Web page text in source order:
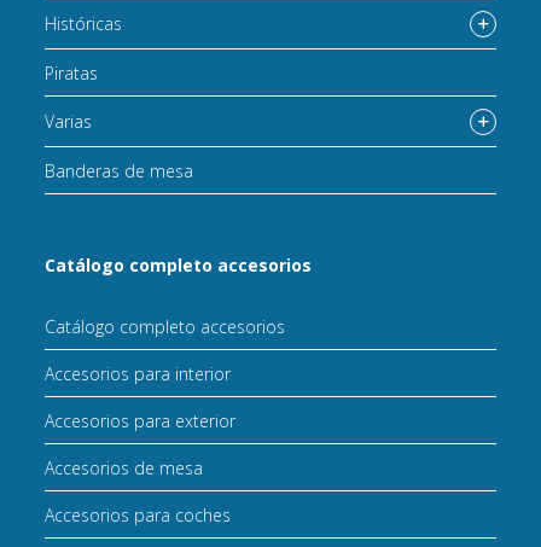
Históricas
Piratas
Varias
Banderas de mesa
Catálogo completo accesorios
Catálogo completo accesorios
Accesorios para interior
Accesorios para exterior
Accesorios de mesa
Accesorios para coches